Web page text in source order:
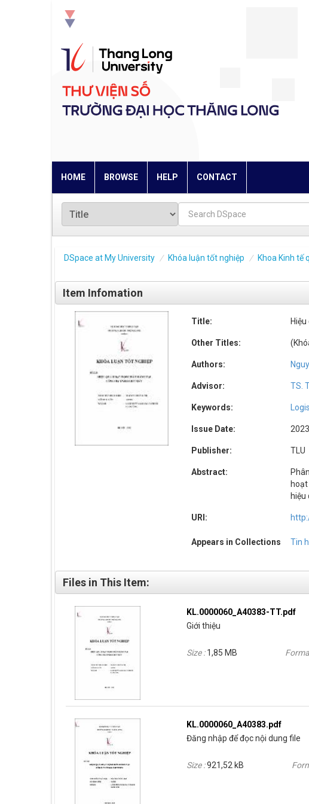
HOME BROWSE HELP CONTACT
DSpace at My University Khóa luận tốt nghiệp Khoa Kinh tế
Item Infomation
Title:
Other Titles:
Authors:
Advisor: TS.
Keywords:
Issue Date: 2023
Publisher: TLU
Abstract:
hiệu
URI:
Appears in Collections Tin
Files in This Item:
KL.0000060_A40383-TT.pdf
Giới thiệu
Size :1,85 MB
KL.0000060_A40383.pdf
Đăng nhập để đọc nội dung file
Size :921,52 kB